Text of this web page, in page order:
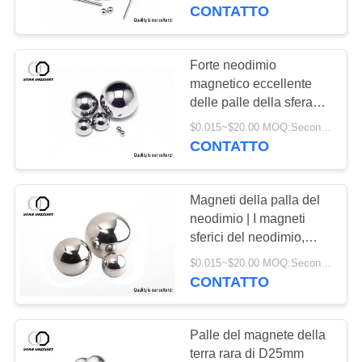
CONTROLLO
DI
QUALITÀ
CONTATTICI
CASI
magneti al neodimio
grandi
Estrazione
mineraria Rig Frame
20
macchinario
CONTATTO
Forte neodimio
magnetico eccellente
delle palle della sfera
N38 multifunzionale per
imballare
$0.015~$20.00 MOQ:Secondo il diametro della sfera, rivestito di superficie ed il pacchetto
CONTATTO
Magneti della palla del
neodimio | I magneti
sferici del neodimio,
magnete delle palle
della sfera hanno reso
CONTATTO
Palle del magnete della
terra rara di D25mm